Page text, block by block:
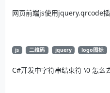
网页前端js使用jquery.qrcode
js 二维码 jquery logo图标
C#开发中字符串结束符 \0 怎么